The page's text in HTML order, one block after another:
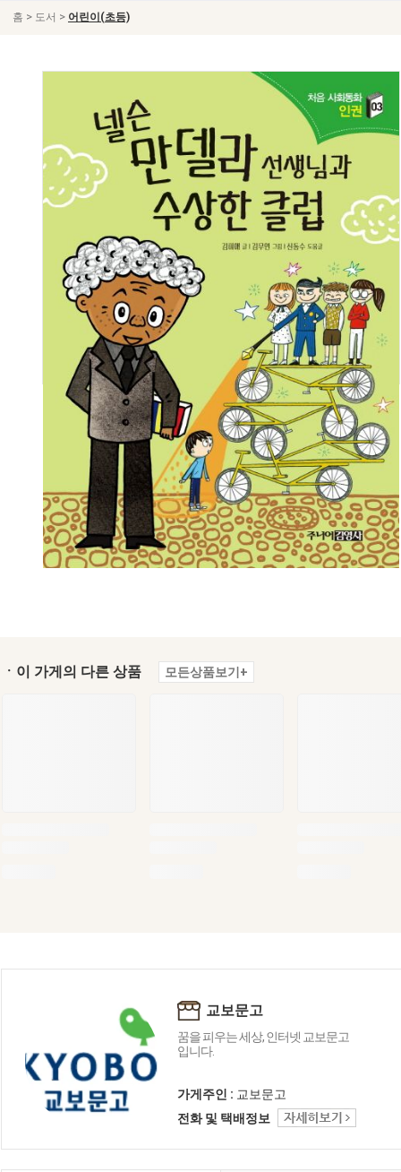
홈 > 도서 > 어린이(초등)
ㆍ이 가게의 다른 상품 모든상품보기+
교보문고
꿈을 피우는 세상, 인터넷 교보문고
입니다.
가게주인 : 교보문고
전화 및 택배정보